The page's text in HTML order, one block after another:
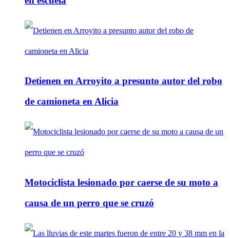
Detienen en Arroyito a presunto autor del robo
de camioneta en Alicia
Motociclista lesionado por caerse de su moto a
causa de un perro que se cruzó